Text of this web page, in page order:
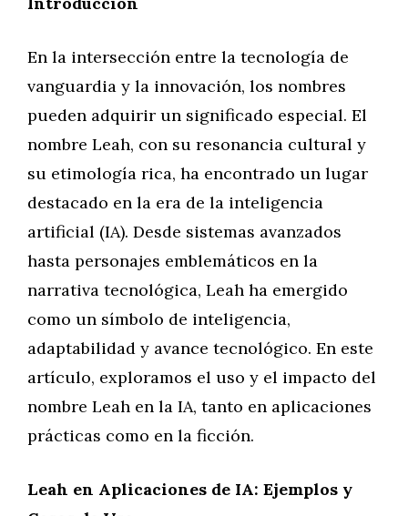
En la intersección entre la tecnología de
vanguardia y la innovación, los nombres
pueden adquirir un significado especial. El
nombre Leah, con su resonancia cultural y
su etimología rica, ha encontrado un lugar
destacado en la era de la inteligencia
artificial (IA). Desde sistemas avanzados
hasta personajes emblemáticos en la
narrativa tecnológica, Leah ha emergido
como un símbolo de inteligencia,
adaptabilidad y avance tecnológico. En este
artículo, exploramos el uso y el impacto del
nombre Leah en la IA, tanto en aplicaciones
prácticas como en la ficción.
Leah en Aplicaciones de IA: Ejemplos y